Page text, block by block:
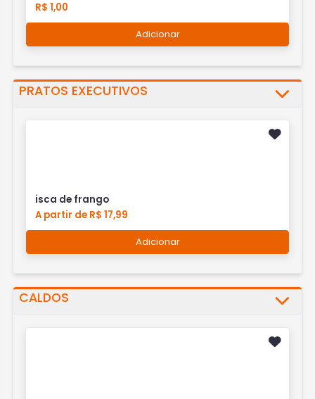
R$ 1,00
Adicionar
PRATOS EXECUTIVOS
isca de frango
A partir de R$ 17,99
Adicionar
CALDOS